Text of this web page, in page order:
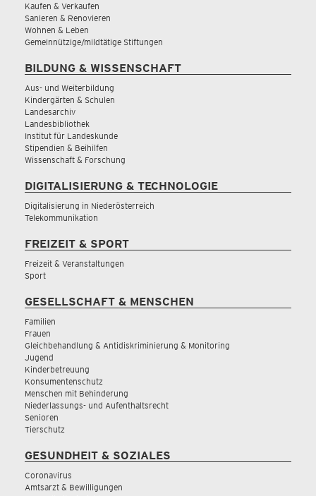
Kaufen & Verkaufen
Sanieren & Renovieren
Wohnen & Leben
Gemeinnützige/mildtätige Stiftungen
BILDUNG & WISSENSCHAFT
Aus- und Weiterbildung
Kindergärten & Schulen
Landesarchiv
Landesbibliothek
Institut für Landeskunde
Stipendien & Beihilfen
Wissenschaft & Forschung
DIGITALISIERUNG & TECHNOLOGIE
Digitalisierung in Niederösterreich
Telekommunikation
FREIZEIT & SPORT
Freizeit & Veranstaltungen
Sport
GESELLSCHAFT & MENSCHEN
Familien
Frauen
Gleichbehandlung & Antidiskriminierung & Monitoring
Jugend
Kinderbetreuung
Konsumentenschutz
Menschen mit Behinderung
Niederlassungs- und Aufenthaltsrecht
Senioren
Tierschutz
GESUNDHEIT & SOZIALES
Coronavirus
Amtsarzt & Bewilligungen